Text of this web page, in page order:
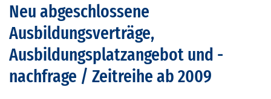
Neu abgeschlossene
Ausbildungsverträge,
Ausbildungsplatzangebot und -
nachfrage / Zeitreihe ab 2009